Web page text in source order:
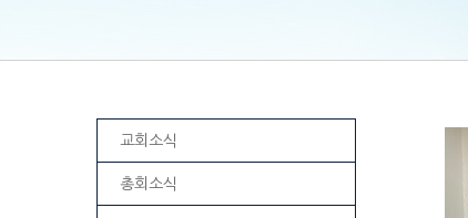
교회소식
총회소식